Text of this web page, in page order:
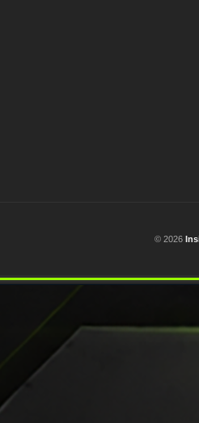
© 2026